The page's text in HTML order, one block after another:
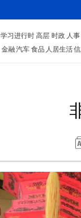
学习进行时高层 时政 人事
金融汽车食品 人居生活